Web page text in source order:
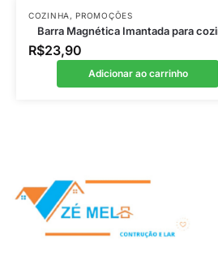
COZINHA ,PROMOÇÕES
Barra Magnética Imantada para
R$23,90
Adicionar ao carrinho